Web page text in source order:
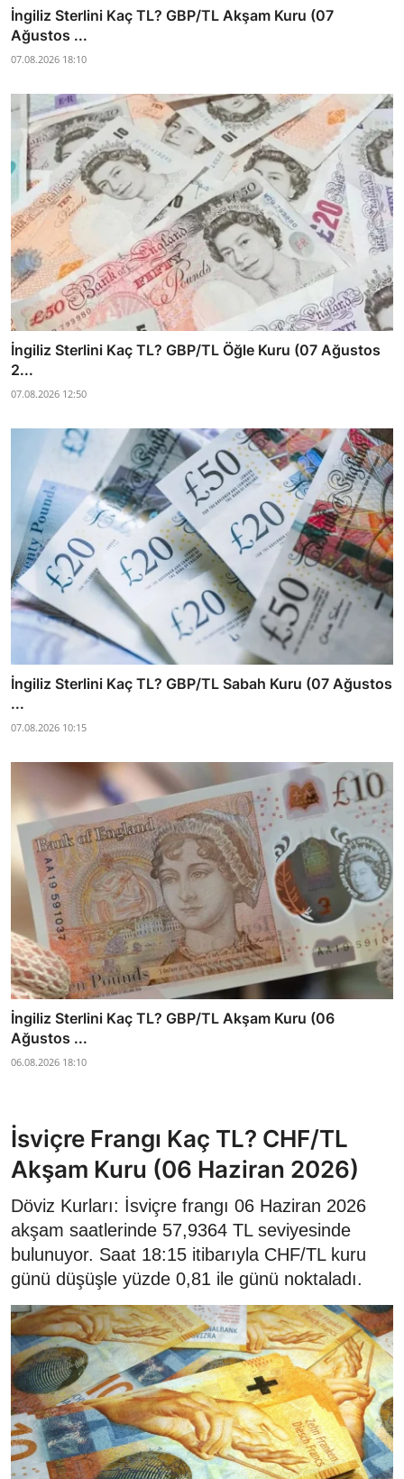
İngiliz Sterlini Kaç TL? GBP/TL Akşam Kuru (07
Ağustos ...
07.08.2026 18:10
İngiliz Sterlini Kaç TL? GBP/TL Öğle Kuru (07 Ağustos
2...
07.08.2026 12:50
İngiliz Sterlini Kaç TL? GBP/TL Sabah Kuru (07 Ağustos
...
07.08.2026 10:15
İngiliz Sterlini Kaç TL? GBP/TL Akşam Kuru (06
Ağustos ...
06.08.2026 18:10
İsviçre Frangı Kaç TL? CHF/TL
Akşam Kuru (06 Haziran 2026)
Döviz Kurları: İsviçre frangı 06 Haziran 2026
akşam saatlerinde 57,9364 TL seviyesinde
bulunuyor. Saat 18:15 itibarıyla CHF/TL kuru
günü düşüşle yüzde 0,81 ile günü noktaladı.